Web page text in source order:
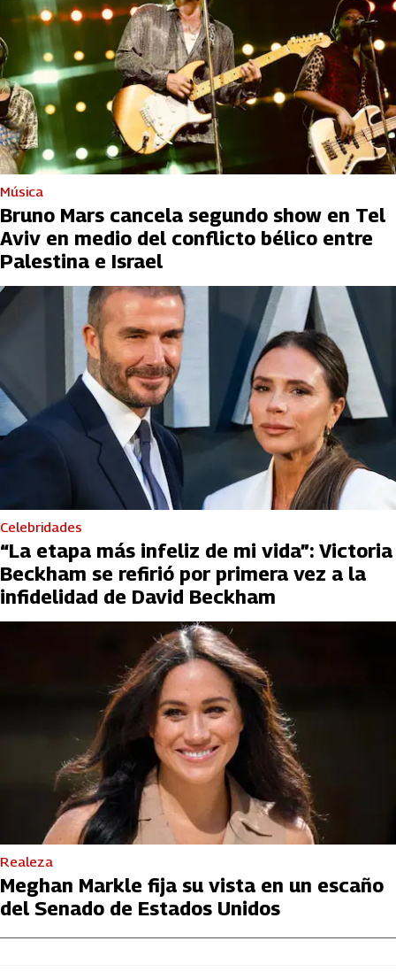
Música
Bruno Mars cancela segundo show en Tel
Aviv en medio del conflicto bélico entre
Palestina e Israel
Celebridades
“La etapa más infeliz de mi vida”: Victoria
Beckham se refirió por primera vez a la
infidelidad de David Beckham
Realeza
Meghan Markle fija su vista en un escaño
del Senado de Estados Unidos